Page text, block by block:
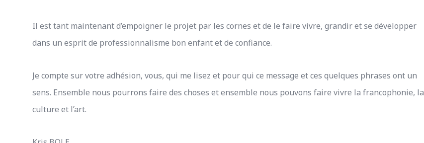
Il est tant maintenant d’empoigner le projet par les cornes et de le faire vivre, grandir et se développer
dans un esprit de professionnalisme bon enfant et de confiance.
Je compte sur votre adhésion, vous, qui me lisez et pour qui ce message et ces quelques phrases ont un
sens. Ensemble nous pourrons faire des choses et ensemble nous pouvons faire vivre la francophonie, la
culture et l’art.